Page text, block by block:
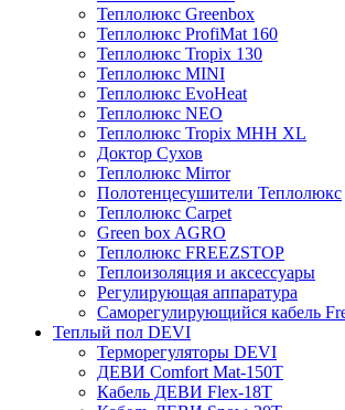
Теплолюкс Greenbox
Теплолюкс ProfiMat 160
Теплолюкс Tropix 130
Теплолюкс MINI
Теплолюкс EvoHeat
Теплолюкс NEO
Теплолюкс Tropix МНН XL
Доктор Сухов
Теплолюкс Mirror
Полотенцесушители Теплолюкс
Теплолюкс Carpet
Green box AGRO
Теплолюкс FREEZSTOP
Теплоизоляция и аксессуары
Регулирующая аппаратура
Cаморегулирующийся кабель
Теплый пол DEVI
Терморегуляторы DEVI
ДЕВИ Comfort Mat-150T
Кабель ДЕВИ Flex-18T